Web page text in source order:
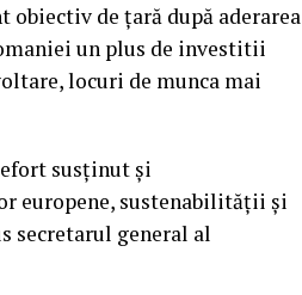
de țară după aderarea
un plus de investitii
locuri de munca mai
susținut și
europene, sustenabilității și
secretarul general al